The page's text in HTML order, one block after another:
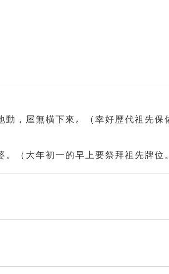
，屋無橫下來。（幸好歷代祖先保
（大年初一的早上要祭拜祖先牌位